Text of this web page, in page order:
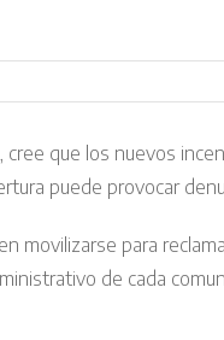
cree que los nuevos
puede provocar
movilizarse para
de cada